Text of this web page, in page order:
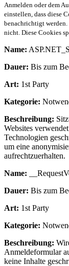
Anmelden oder dem
einstellen, dass diese
benachrichtigt
nicht. Diese Cookies
Name:
Dauer: Bis zum
Art: 1st Party
Kategorie:
Beschreibung:
Websites
Technologien
um eine
aufrechtzuerhalten.
Name:
Dauer: Bis zum
Art: 1st Party
Kategorie:
Beschreibung:
Anmeldeformular
keine Inhalte